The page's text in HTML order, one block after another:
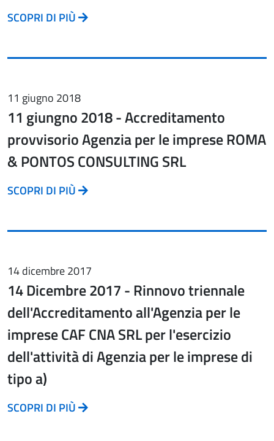
SCOPRI DI PIÙ
11 giugno 2018
11 giungno 2018 - Accreditamento
provvisorio Agenzia per le imprese ROMA
& PONTOS CONSULTING SRL
SCOPRI DI PIÙ
14 dicembre 2017
14 Dicembre 2017 - Rinnovo triennale
dell'Accreditamento all'Agenzia per le
imprese CAF CNA SRL per l'esercizio
dell'attività di Agenzia per le imprese di
tipo a)
SCOPRI DI PIÙ